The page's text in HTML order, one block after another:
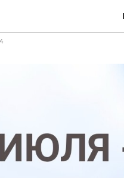
семьи,